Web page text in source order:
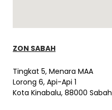
ZON SABAH
Tingkat 5, Menara MAA
Lorong 6, Api-Api 1
Kota Kinabalu, 88000 Sabah